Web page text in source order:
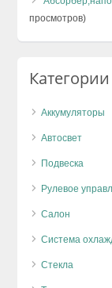
просмотров)
Аккумуляторы
Автосвет
Подвеска
Рулевое
Салон
Система
Стекла